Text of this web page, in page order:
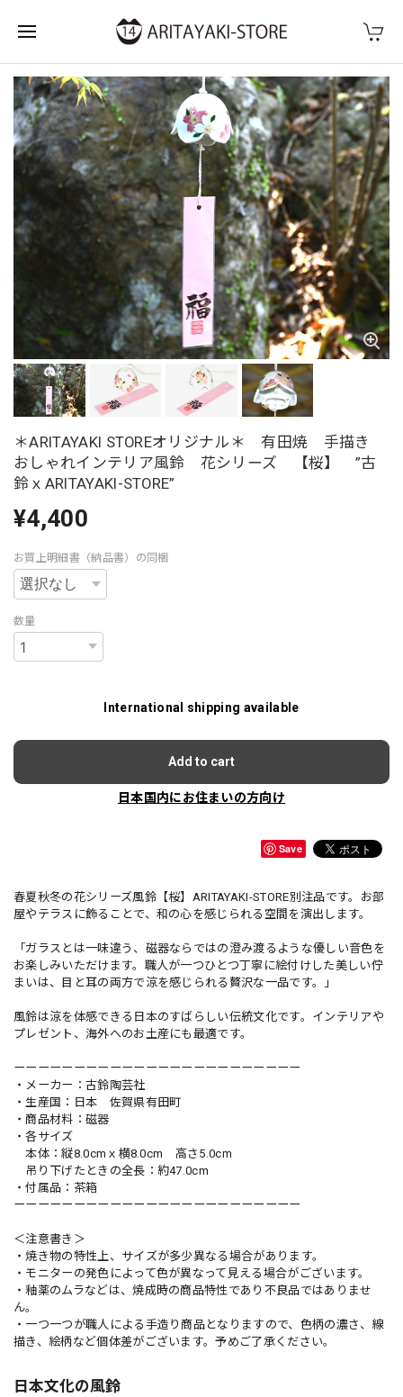
＊ARITAYAKI STOREオリジナル＊ 有田焼 手描き
おしゃれインテリア風鈴 花シリーズ 【桜】 ”古
鈴ｘARITAYAKI-STORE”
¥4,400
お買上明細書（納品書）の同梱
数量
International shipping available
Add to cart
日本国内にお住まいの方向け
Save
春夏秋冬の花シリーズ風鈴【桜】ARITAYAKI-STORE別注品です。お部
屋やテラスに飾ることで、和の心を感じられる空間を演出します。
「ガラスとは一味違う、磁器ならではの澄み渡るような優しい音色を
お楽しみいただけます。職人が一つひとつ丁寧に絵付けした美しい佇
まいは、目と耳の両方で涼を感じられる贅沢な一品です。」
風鈴は涼を体感できる日本のすばらしい伝統文化です。インテリアや
プレゼント、海外へのお土産にも最適です。
ーーーーーーーーーーーーーーーーーーーーーーーー
・メーカー：古鈴陶芸社
・生産国：日本 佐賀県有田町
・商品材料：磁器
・各サイズ
本体：縦8.0cmｘ横8.0cm 高さ5.0cm
吊り下げたときの全長：約47.0cm
・付属品：茶箱
ーーーーーーーーーーーーーーーーーーーーーーーー
＜注意書き＞
・焼き物の特性上、サイズが多少異なる場合があります。
・モニターの発色によって色が異なって見える場合がございます。
・釉薬のムラなどは、焼成時の商品特性であり不良品ではありませ
ん。
・一つ一つが職人による手造り商品となりますので、色柄の濃さ、線
描き、絵柄など個体差がございます。予めご了承ください。
日本文化の風鈴